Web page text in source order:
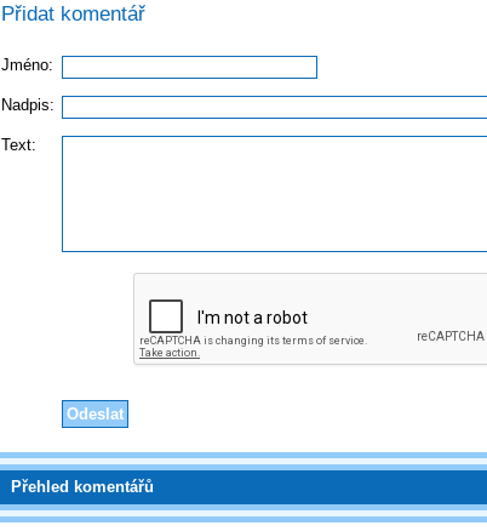
Přidat komentář
Jméno:
Nadpis:
Text:
Přehled komentářů